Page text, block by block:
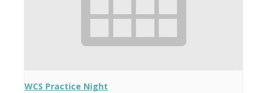
WCS Practice Night